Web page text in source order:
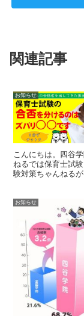
関連記事
お知らせ
こんにちは。四谷
ねるでは保育士試
験対策ちゃんねる
お知らせ